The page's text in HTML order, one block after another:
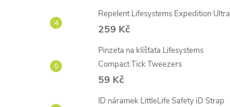
Repelent Lifesystems Expedition Ultra
259 Kč
Pinzeta na klíšťata Lifesystems
Compact Tick Tweezers
59 Kč
ID náramek LittleLife Safety iD Strap